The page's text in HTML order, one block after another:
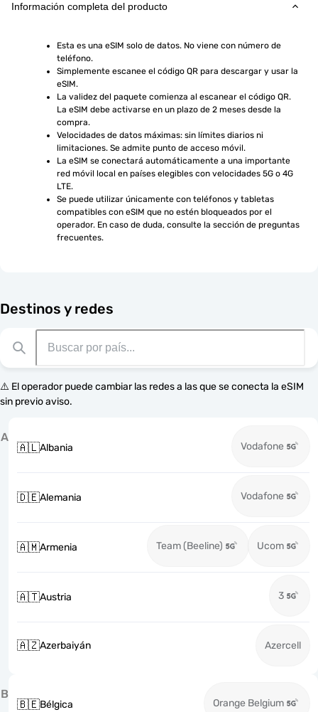
Información completa del producto
Esta es una eSIM solo de datos. No viene con número de
teléfono.
Simplemente escanee el código QR para descargar y usar la
eSIM.
La validez del paquete comienza al escanear el código QR.
La eSIM debe activarse en un plazo de 2 meses desde la
compra.
Velocidades de datos máximas: sin límites diarios ni
limitaciones. Se admite punto de acceso móvil.
La eSIM se conectará automáticamente a una importante
red móvil local en países elegibles con velocidades 5G o 4G
LTE.
Se puede utilizar únicamente con teléfonos y tabletas
compatibles con eSIM que no estén bloqueados por el
operador. En caso de duda, consulte la sección de preguntas
frecuentes.
Destinos y redes
⚠️ El operador puede cambiar las redes a las que se conecta la eSIM
sin previo aviso.
A
🇦🇱Albania Vodafone
🇩🇪Alemania Vodafone
🇦🇲Armenia Team (Beeline) Ucom
🇦🇹Austria 3
🇦🇿Azerbaiyán Azercell
B
🇧🇪Bélgica Orange Belgium